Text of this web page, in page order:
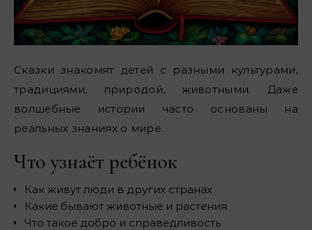
Сказки знакомят детей с разными культурами,
традициями, природой, животными. Даже
волшебные истории часто основаны на
реальных знаниях о мире.
Что узнаёт ребёнок
Как живут люди в других странах
Какие бывают животные и растения
Что такое добро и справедливость